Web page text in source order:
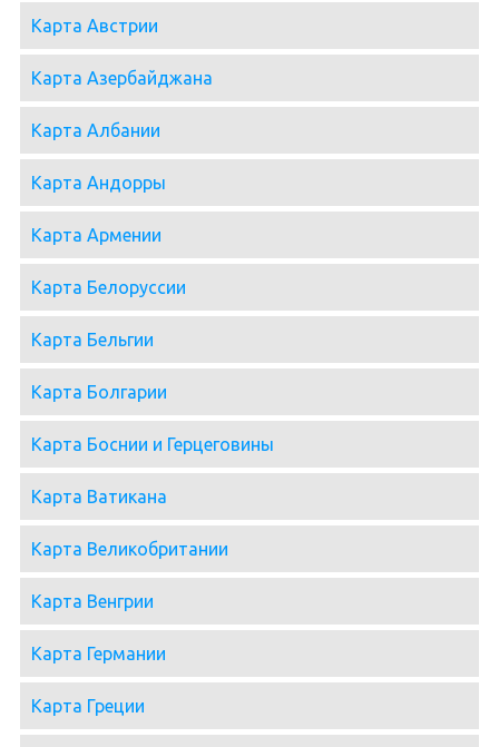
Карта Австрии
Карта Азербайджана
Карта Албании
Карта Андорры
Карта Армении
Карта Белоруссии
Карта Бельгии
Карта Болгарии
Карта Боснии и Герцеговины
Карта Ватикана
Карта Великобритании
Карта Венгрии
Карта Германии
Карта Греции